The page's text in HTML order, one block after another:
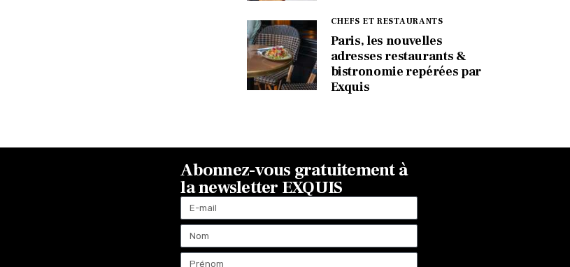
CHEFS ET RESTAURANTS
Paris, les nouvelles
adresses restaurants &
bistronomie repérées par
Exquis
Abonnez-vous gratuitement à
la newsletter EXQUIS